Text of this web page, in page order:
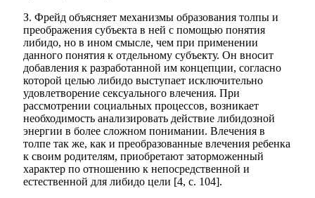
З. Фрейд объясняет механизмы образования толпы и
преображения субъекта в ней с помощью понятия
либидо, но в ином смысле, чем при применении
данного понятия к отдельному субъекту. Он вносит
добавления к разработанной им концепции, согласно
которой целью либидо выступает исключительно
удовлетворение сексуального влечения. При
рассмотрении социальных процессов, возникает
необходимость анализировать действие либидозной
энергии в более сложном понимании. Влечения в
толпе так же, как и преобразованные влечения ребенка
к своим родителям, приобретают заторможенный
характер по отношению к непосредственной и
естественной для либидо цели [4, с. 104].